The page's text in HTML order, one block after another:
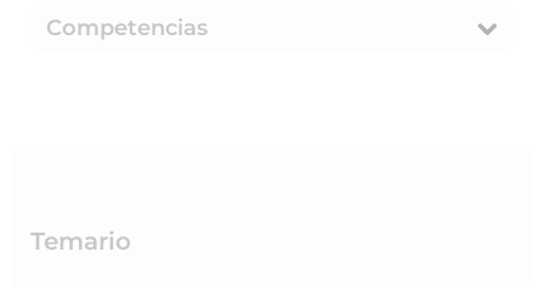
Competencias
Temario